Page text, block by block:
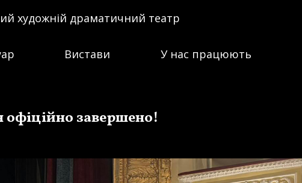
художній драматичний театр
Вистави У нас працюють
офіційно завершено!